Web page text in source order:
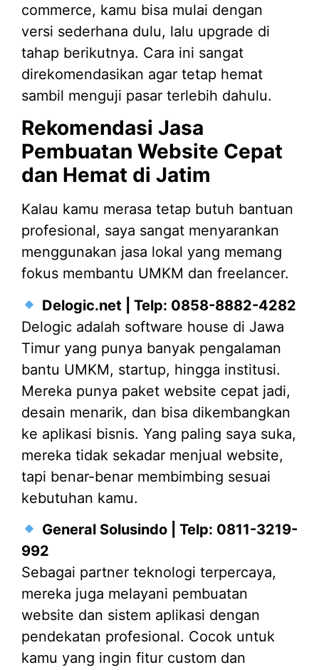
commerce, kamu bisa mulai dengan
versi sederhana dulu, lalu upgrade di
tahap berikutnya. Cara ini sangat
direkomendasikan agar tetap hemat
sambil menguji pasar terlebih dahulu.
Rekomendasi Jasa
Pembuatan Website Cepat
dan Hemat di Jatim
Kalau kamu merasa tetap butuh bantuan
profesional, saya sangat menyarankan
menggunakan jasa lokal yang memang
fokus membantu UMKM dan freelancer.
Delogic.net | Telp: 0858-8882-4282
Delogic adalah software house di Jawa
Timur yang punya banyak pengalaman
bantu UMKM, startup, hingga institusi.
Mereka punya paket website cepat jadi,
desain menarik, dan bisa dikembangkan
ke aplikasi bisnis. Yang paling saya suka,
mereka tidak sekadar menjual website,
tapi benar-benar membimbing sesuai
kebutuhan kamu.
General Solusindo | Telp: 0811-3219-
992
Sebagai partner teknologi terpercaya,
mereka juga melayani pembuatan
website dan sistem aplikasi dengan
pendekatan profesional. Cocok untuk
kamu yang ingin fitur custom dan